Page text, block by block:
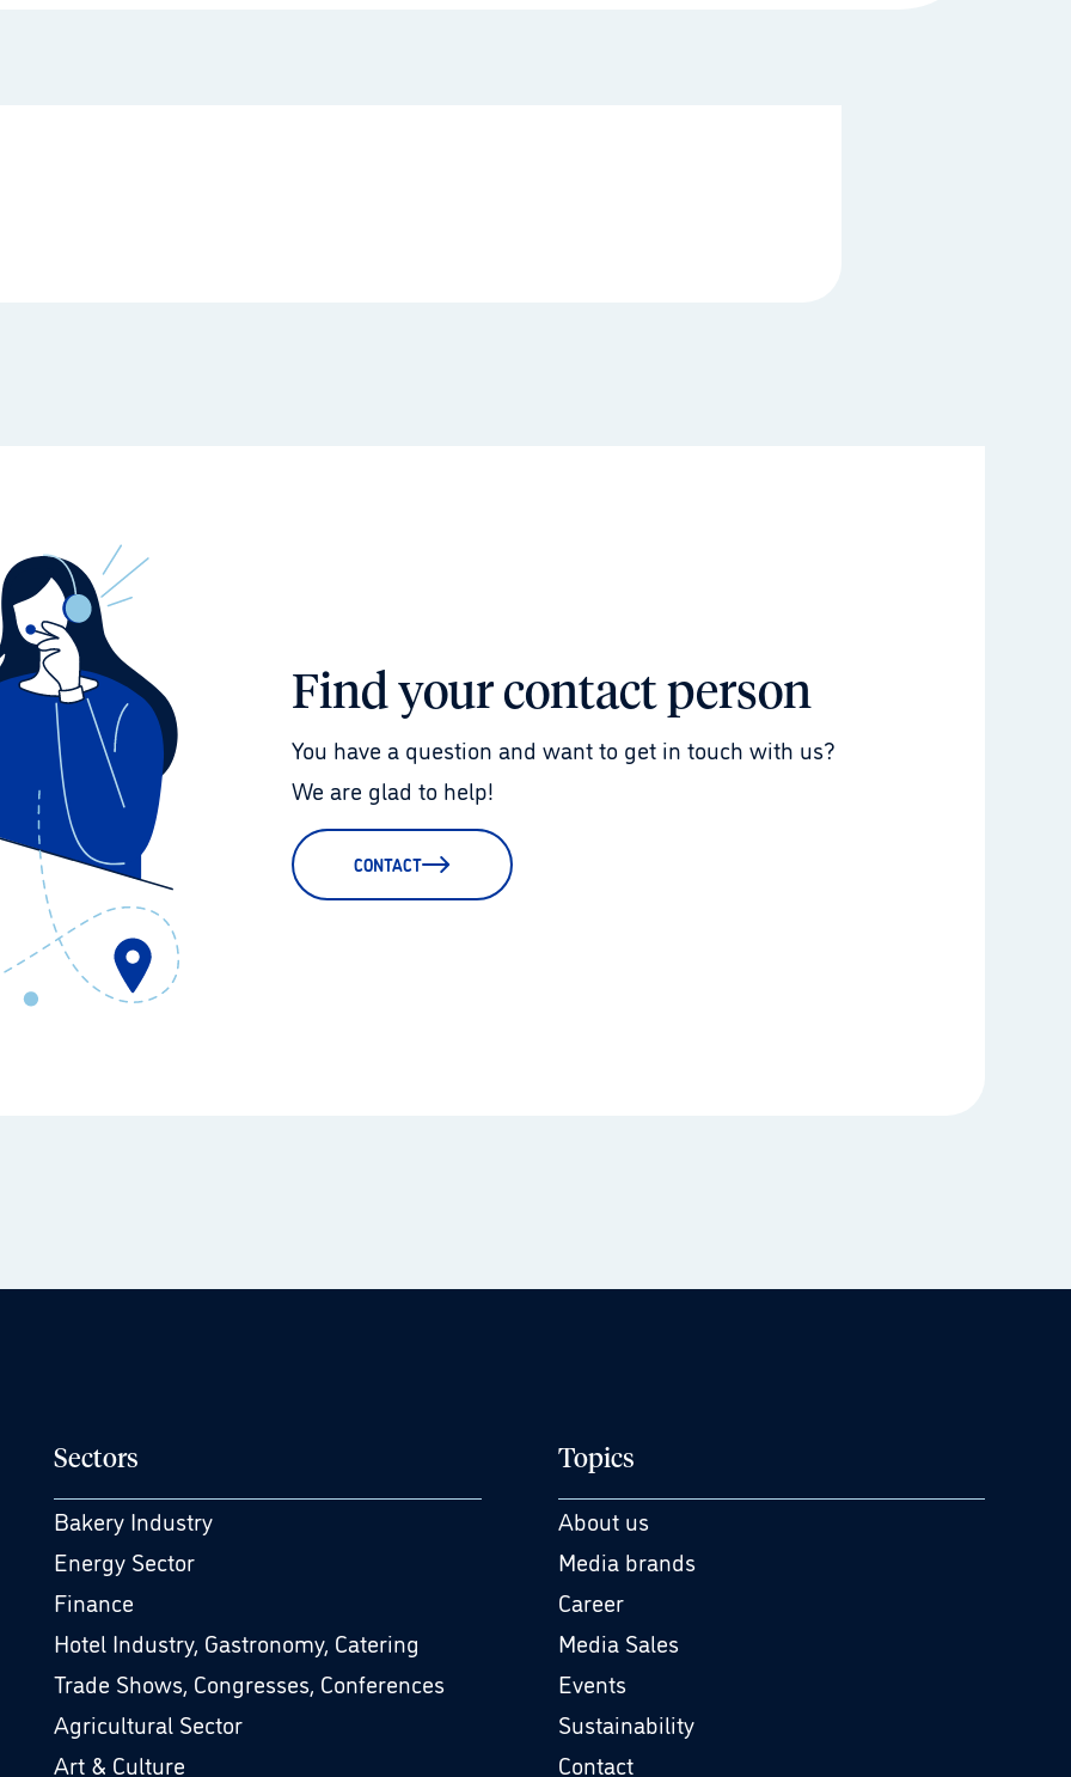
Find your contact person
You have a question and want to get in touch with us?
We are glad to help!
CONTACT
Sectors
Bakery Industry
Energy Sector
Finance
Hotel Industry, Gastronomy, Catering
Trade Shows, Congresses, Conferences
Agricultural Sector
Art & Culture
Topics
About us
Media brands
Career
Media Sales
Events
Sustainability
Contact